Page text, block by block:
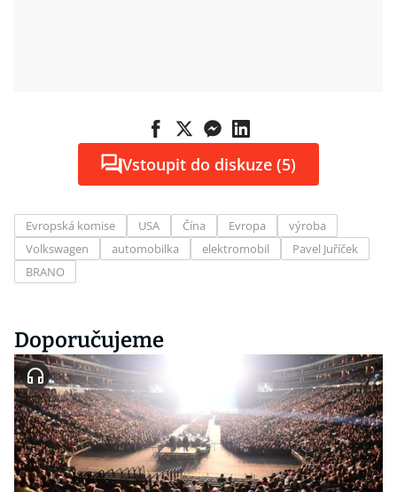
Vstoupit do diskuze (5)
Evropská komise USA Čína Evropa
výroba
Volkswagen
automobilka elektromobil
Pavel Juříček
BRANO
Doporučujeme